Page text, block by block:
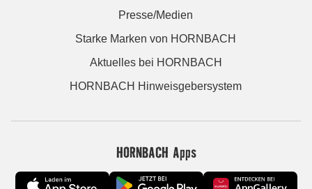
Presse/Medien
Starke Marken von HORNBACH
Aktuelles bei HORNBACH
HORNBACH Hinweisgebersystem
HORNBACH Apps